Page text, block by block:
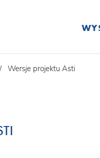
/ Wersje projektu Asti